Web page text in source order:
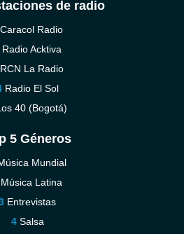
de radio
Caracol Radio
Radio Acktiva
RCN La Radio
Radio El Sol
40 (Bogotá)
5 Géneros
Mundial
Música Latina
Entrevistas
Salsa